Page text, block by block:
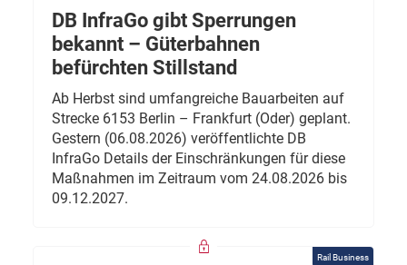
DB InfraGo gibt Sperrungen
bekannt – Güterbahnen
befürchten Stillstand
Ab Herbst sind umfangreiche Bauarbeiten auf
Strecke 6153 Berlin – Frankfurt (Oder) geplant.
Gestern (06.08.2026) veröffentlichte DB
InfraGo Details der Einschränkungen für diese
Maßnahmen im Zeitraum vom 24.08.2026 bis
09.12.2027.
Rail Business